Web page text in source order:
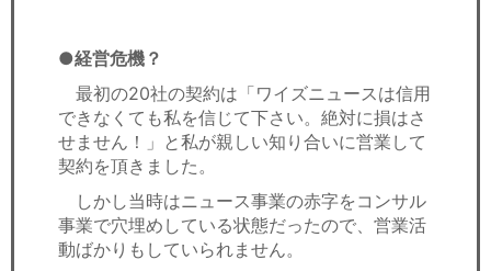
●経営危機？
最初の20社の契約は「ワイズニュースは信用
できなくても私を信じて下さい。絶対に損はさ
せません！」と私が親しい知り合いに営業して
契約を頂きました。
しかし当時はニュース事業の赤字をコンサル
事業で穴埋めしている状態だったので、営業活
動ばかりもしていられません。